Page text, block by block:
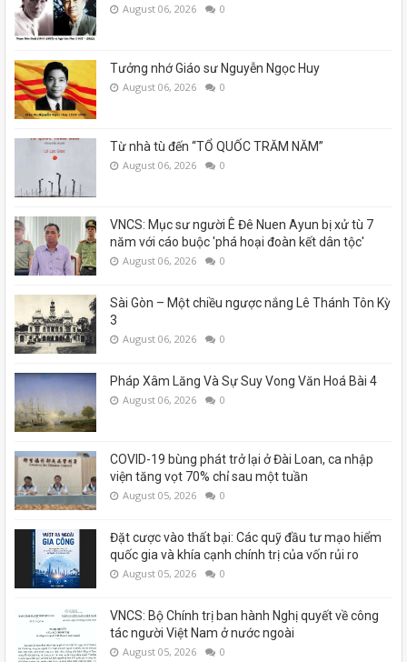
August 06, 2026 0
Tưởng nhớ Giáo sư Nguyễn Ngọc Huy
August 06, 2026 0
Từ nhà tù đến “TỔ QUỐC TRĂM NĂM”
August 06, 2026 0
VNCS: Mục sư người Ê Đê Nuen Ayun bị xử tù 7
năm với cáo buộc 'phá hoại đoàn kết dân tộc'
August 06, 2026 0
Sài Gòn – Một chiều ngược nắng Lê Thánh Tôn Kỳ
3
August 06, 2026 0
Pháp Xâm Lăng Và Sự Suy Vong Văn Hoá Bài 4
August 06, 2026 0
COVID-19 bùng phát trở lại ở Đài Loan, ca nhập
viện tăng vọt 70% chỉ sau một tuần
August 05, 2026 0
Đặt cược vào thất bại: Các quỹ đầu tư mạo hiểm
quốc gia và khía cạnh chính trị của vốn rủi ro
August 05, 2026 0
VNCS: Bộ Chính trị ban hành Nghị quyết về công
tác người Việt Nam ở nước ngoài
August 05, 2026 0